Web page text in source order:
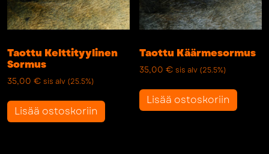
Taottu Kelttityylinen
Sormus
35,00 € sis alv (25.5%)
Lisää ostoskoriin
Taottu Käärmesormus
35,00€ sis alv (25.5%)
Lisää ostoskoriin